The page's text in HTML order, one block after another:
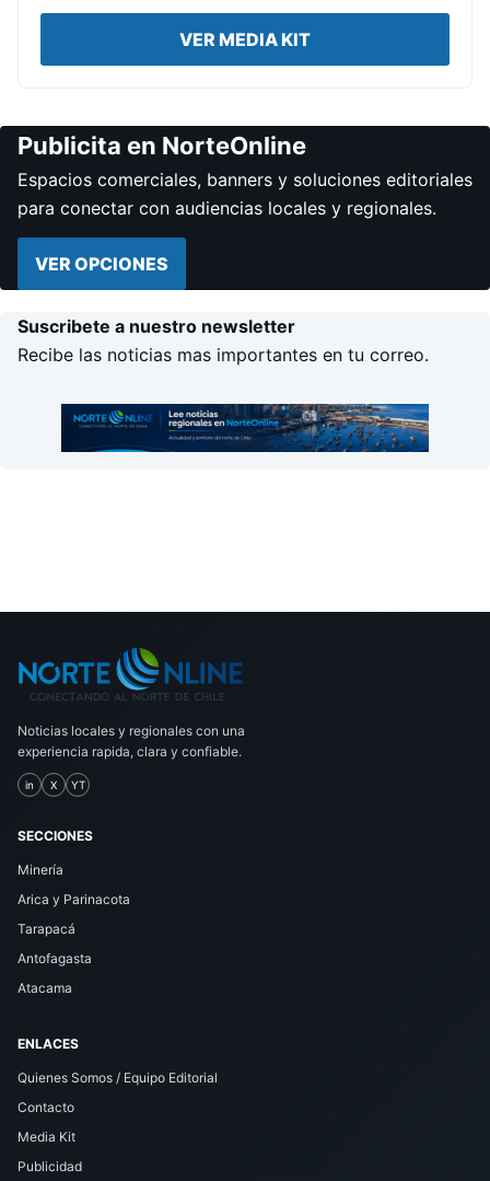
VER MEDIA KIT
Publicita en NorteOnline
Espacios comerciales, banners y soluciones editoriales
para conectar con audiencias locales y regionales.
VER OPCIONES
Suscribete a nuestro newsletter
Recibe las noticias mas importantes en tu correo.
Noticias locales y regionales con una
experiencia rapida, clara y confiable.
in X YT
SECCIONES
Minería
Arica y Parinacota
Tarapacá
Antofagasta
Atacama
ENLACES
Quienes Somos / Equipo Editorial
Contacto
Media Kit
Publicidad